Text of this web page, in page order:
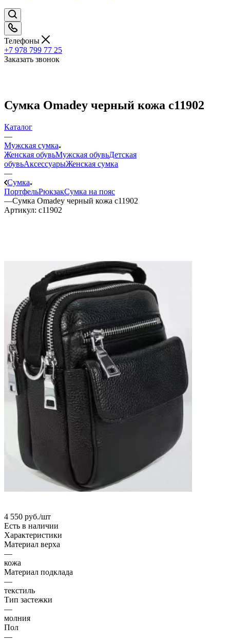
Телефоны
+7 978 799 77 25
Заказать звонок
Сумка Omadey черный кожа c11902
Каталог
—
Мужская сумка
Женская обувьМужская обувьДетская
обувьАксессуарыЖенская сумка
—
Сумка
ПортфельРюкзакСумка на пояс
—Сумка Omadey черный кожа c11902
Артикул: c11902
4 550 руб./шт
Есть в наличии
Характеристики
Материал верха
—
кожа
Материал подклада
—
текстиль
Тип застежки
—
молния
Пол
—